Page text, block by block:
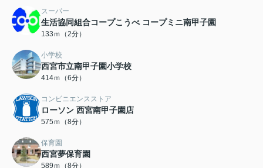
スーパー
生活協同組合コープこうべ コープミニ南甲子園
133ｍ（2分）
小学校
西宮市立南甲子園小学校
414ｍ（6分）
コンビニエンスストア
ローソン 西宮南甲子園店
575ｍ（8分）
保育園
西宮夢保育園
589ｍ（8分）